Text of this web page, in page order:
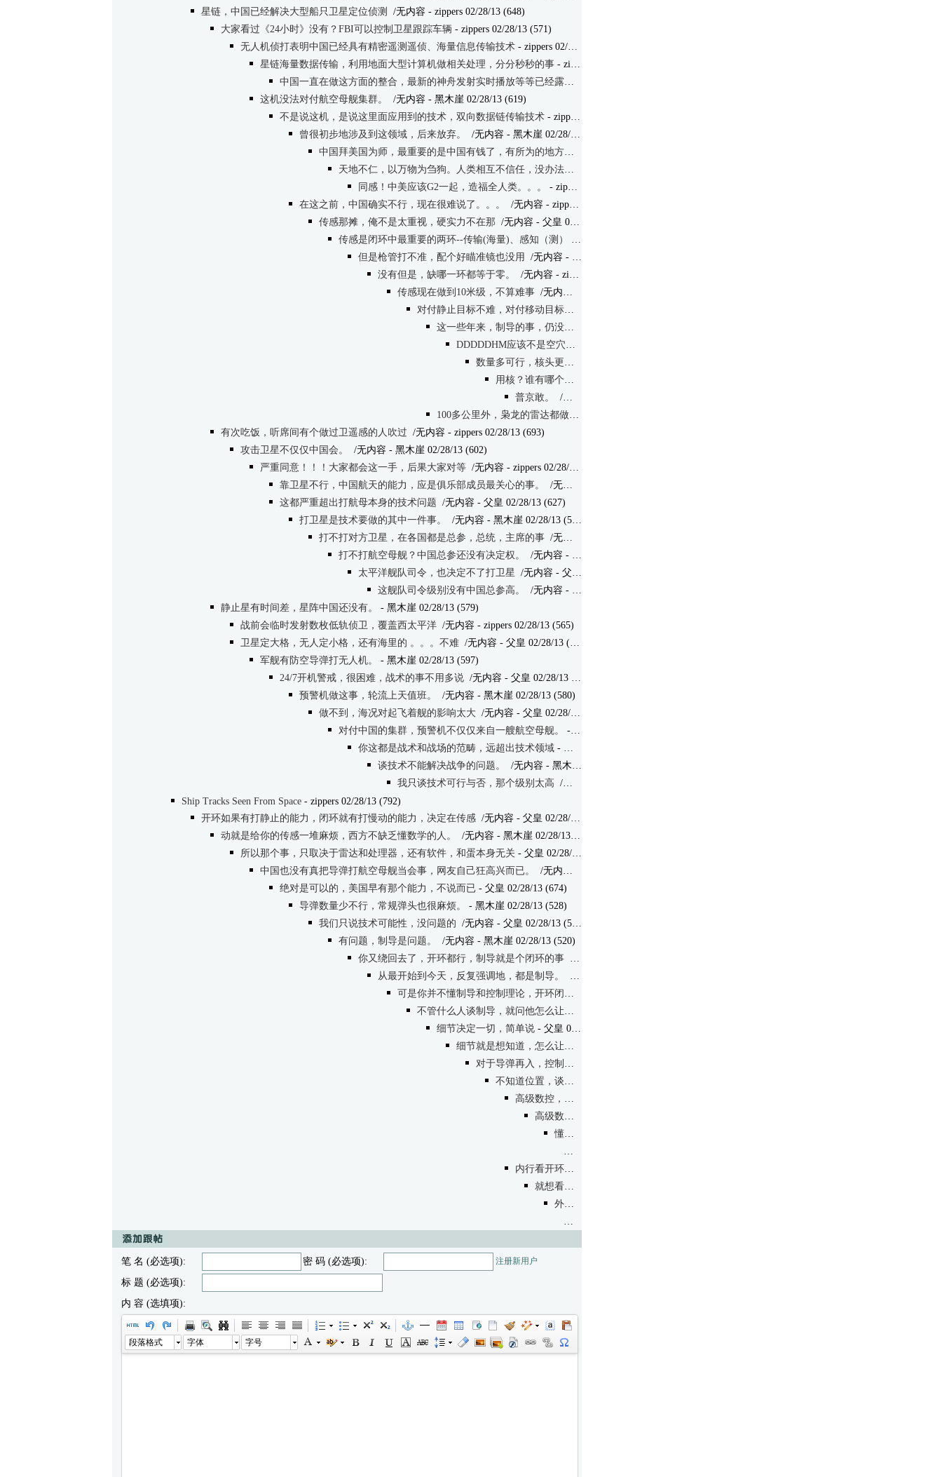
星链，中国已经解决大型船只卫星定位侦测
/无内容 - zippers 02/28/13 (648)
大家看过《24小时》没有？FBI可以控制卫星跟踪车辆 - zippers 02/28/13 (571)
无人机侦打表明中国已经具有精密遥测遥侦、海量信息传输技术 - zippers 02/28/13 (637)
星链海量数据传输，利用地面大型计算机做相关处理，分分秒秒的事 - zippers 02/28/13 (617)
中国一直在做这方面的整合，最新的神舟发射实时播放等等已经露出
这机没法对付航空母舰集群。
/无内容 - 黑木崖 02/28/13 (619)
不是说这机，是说这里面应用到的技术，双向数据链传输技术 - zippers 02/28/13 (624)
曾很初步地涉及到这领域，后来放弃。
/无内容 - 黑木崖 02/28/13 (631)
中国拜美国为师，最重要的是中国有钱了，有所为的地方下重金
天地不仁，以万物为刍狗。人类相互不信任，没办法。
同感！中美应该G2一起，造福全人类。。。
- zippers 02/28/13 (634)
在这之前，中国确实不行，现在很难说了。。。
/无内容 - zippers 02/28/13 (616)
传感那摊，俺不是太重视，硬实力不在那 /无内容 - 父皇 02/28/13 (632)
传感是闭环中最重要的两环--传输(海量)、感知（测）
但是枪管打不准，配个好瞄准镜也没用
/无内容 - 父皇 02/28/13 (649)
没有但是，缺哪一环都等于零。
/无内容 - zippers 02/28/13 (634)
传感现在做到10米级，不算难事 /无内容
对付静止目标不难，对付移动目标，需要在再入大气层前最后修正
这一些年来，制导的事，仍没看到公开的资料说能解决。
DDDDDHM应该不是空穴来风，要不就是自欺欺人的心理战
数量多可行，核头更简单。
用核？谁有哪个胆？
普京敢。
/无内容
100多公里外，枭龙的雷达都做得到，出黑障还会再看一次
有次吃饭，听席间有个做过卫遥感的人吹过 /无内容 - zippers 02/28/13 (693)
攻击卫星不仅仅中国会。
/无内容 - 黑木崖 02/28/13 (602)
严重同意！！！大家都会这一手，后果大家对等 /无内容 - zippers 02/28/13 (585)
靠卫星不行，中国航天的能力，应是俱乐部成员最关心的事。
/无内容
这都严重超出打航母本身的技术问题 /无内容 - 父皇 02/28/13 (627)
打卫星是技术要做的其中一件事。
/无内容 - 黑木崖 02/28/13 (590)
打不打对方卫星，在各国都是总参，总统，主席的事 /无内容
打不打航空母舰？中国总参还没有决定权。
/无内容 - 黑木崖 02/28/13 (644)
太平洋舰队司令，也决定不了打卫星 /无内容 - 父皇 02/28/13 (633)
这舰队司令级别没有中国总参高。
/无内容 - 黑木崖 02/28/13 (579)
静止星有时间差，星阵中国还没有。
- 黑木崖 02/28/13 (579)
战前会临时发射数枚低轨侦卫，覆盖西太平洋 /无内容 - zippers 02/28/13 (565)
卫星定大格，无人定小格，还有海里的 。。。不难 /无内容 - 父皇 02/28/13 (568)
军舰有防空导弹打无人机。
- 黑木崖 02/28/13 (597)
24/7开机警戒，很困难，战术的事不用多说 /无内容 - 父皇 02/28/13 (591)
预警机做这事，轮流上天值班。
/无内容 - 黑木崖 02/28/13 (580)
做不到，海况对起飞着舰的影响太大 /无内容 - 父皇 02/28/13 (555)
对付中国的集群，预警机不仅仅来自一艘航空母舰。
- 黑木崖 02/28/13 (624)
你这都是战术和战场的范畴，远超出技术领域 - 父皇 02/28/13 (604)
谈技术不能解决战争的问题。
/无内容 - 黑木崖 02/28/13 (618)
我只谈技术可行与否，那个级别太高 /无内容
Ship Tracks Seen From Space - zippers 02/28/13 (792)
开环如果有打静止的能力，闭环就有打慢动的能力，决定在传感 /无内容 - 父皇 02/28/13 (509)
动就是给你的传感一堆麻烦，西方不缺乏懂数学的人。
/无内容 - 黑木崖 02/28/13 (498)
所以那个事，只取决于雷达和处理器，还有软件，和蛋本身无关 - 父皇 02/28/13 (514)
中国也没有真把导弹打航空母舰当会事，网友自己狂高兴而已。
/无内容
绝对是可以的，美国早有那个能力，不说而已 - 父皇 02/28/13 (674)
导弹数量少不行，常规弹头也很麻烦。
- 黑木崖 02/28/13 (528)
我们只说技术可能性，没问题的 /无内容 - 父皇 02/28/13 (513)
有问题，制导是问题。
/无内容 - 黑木崖 02/28/13 (520)
你又绕回去了，开环都行，制导就是个闭环的事
从最开始到今天，反复强调地，都是制导。
可是你并不懂制导和控制理论，开环闭环的差别
不管什么人谈制导，就问他怎么让导弹知道航空母舰的位置。
细节决定一切，简单说 - 父皇 02/28/13 (606)
细节就是想知道，怎么让导弹知道航空母舰的位置。
对于导弹再入，控制的困难远大于传感的困难
不知道位置，谈控制没意思。
高级数控，贵不在传感
高级数控怎么让导弹知道航母位置？
懂控制的自然懂
内行看开环精度...
就想看制导。
外行话，见上
笔 名 (必选项): 密 码 (必选项): 注册新用户
标 题 (必选项):
内 容 (选填项):
段落格式 字体 字号